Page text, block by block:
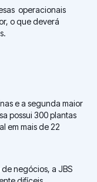
operacionais
o que deverá
e a segunda maior
possui 300 plantas
em mais de 22
negócios, a JBS